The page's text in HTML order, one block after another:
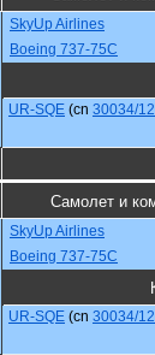
SkyUp Airlines
Boeing 737-75C
UR-SQE (cn 30034/
Самолет и
SkyUp Airlines
Boeing 737-75C
UR-SQE (cn 30034/